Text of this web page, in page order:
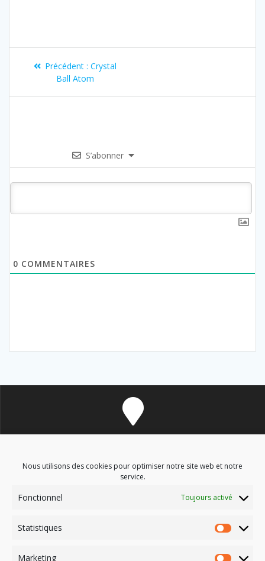
Nous utilisons des cookies pour optimiser notre site web et notre
service.
Fonctionnel Toujours activé
Statistiques
Marketing
Précédent : Crystal
Ball Atom
S’abonner
0 COMMENTAIRES